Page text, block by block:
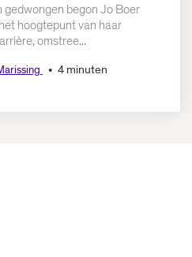
begon Jo Boer
hoogtepunt van haar
omstree...
4 minuten